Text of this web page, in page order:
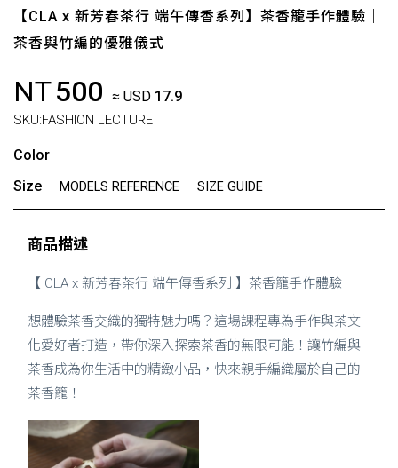
【CLA x 新芳春茶行 端午傳香系列】茶香籠手作體驗｜
茶香與竹編的優雅儀式
NT500 ≈ USD 17.9
SKU:FASHION LECTURE
Color
Size
MODELS REFERENCE SIZE GUIDE
商品描述
【 CLA x 新芳春茶行 端午傳香系列 】茶香籠手作體驗
想體驗茶香交織的獨特魅力嗎？這場課程專為手作與茶文
化愛好者打造，帶你深入探索茶香的無限可能！讓竹編與
茶香成為你生活中的精緻小品，快來親手編織屬於自己的
茶香籠！